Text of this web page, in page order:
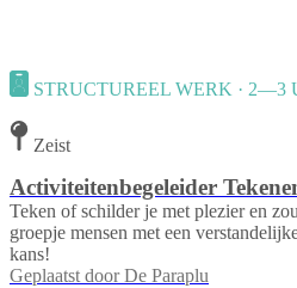
STRUCTUREEL WERK · 2—3
Zeist
Activiteitenbegeleider
Teken of schilder je met plezier en
groepje mensen met een
kans!
Geplaatst door De Paraplu